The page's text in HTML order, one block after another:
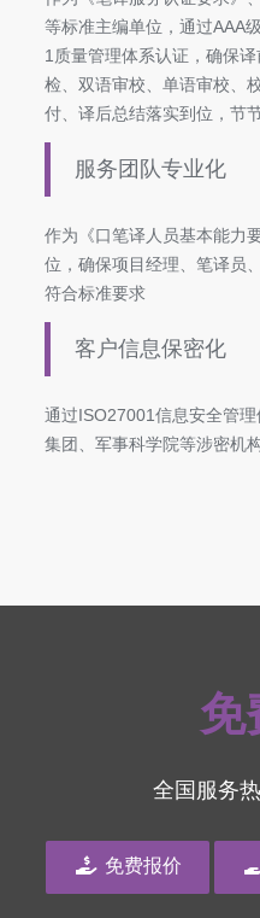
等标准主编单位，通过AAA
1质量管理体系认证，确保
检、双语审校、单语审校、
付、译后总结落实到位，节
服务团队专业化
作为《口笔译人员基本能力
位，确保项目经理、笔译员
符合标准要求
客户信息保密化
通过ISO27001信息安全管
集团、军事科学院等涉密机
免
全国服务热
免费报价